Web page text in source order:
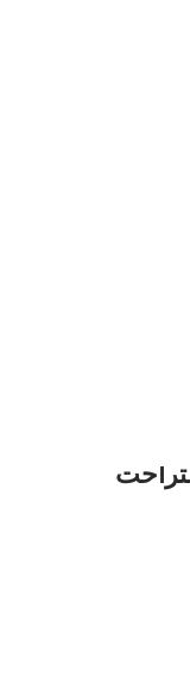
صفحه‌آرایی و
متن به عنوان